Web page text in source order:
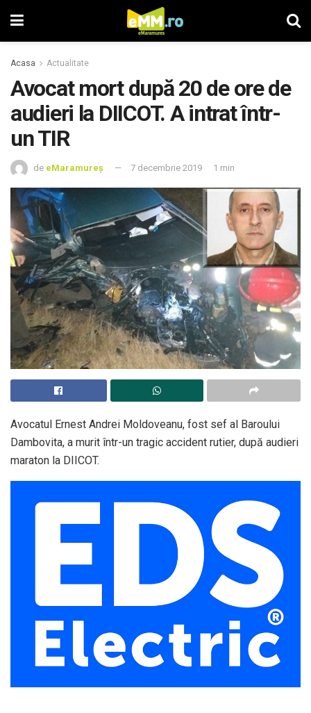
Acasa Actualitate
Avocat mort după 20 de ore de
audieri la DIICOT. A intrat într-
un TIR
de eMaramureș 7 decembrie 2019 1 min
Avocatul Ernest Andrei Moldoveanu, fost sef al Baroului
Dambovita, a murit într-un tragic accident rutier, după audieri
maraton la DIICOT.